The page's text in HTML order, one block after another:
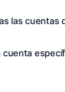
las cuentas
cuenta